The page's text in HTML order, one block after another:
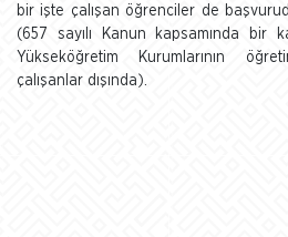
bir işte çalışan öğrenciler de
(657 sayılı Kanun kapsamında bir
Yükseköğretim Kurumlarının
çalışanlar dışında).